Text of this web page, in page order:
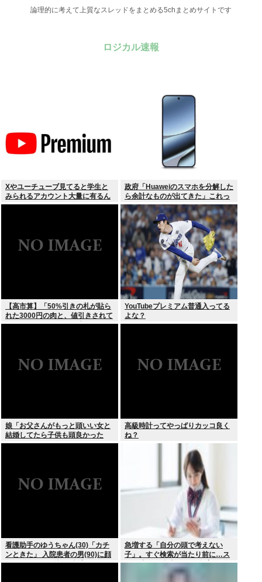
論理的に考えて上質なスレッドをまとめる5chまとめサイトです
ロジカル速報
Xやユーチューブ見てると学生と
みられるアカウント大量に有るん
けど
政府「Huaweiのスマホを分解した
ら余計なものが出てきた」これっ
て結局なんだったの？
【高市算】「50%引きの札が貼ら
れた3000円の肉と、値引きされて
いない1000円の肉では安いのはど
YouTubeプレミアム普通入ってる
よな？
娘「お父さんがもっと頭いい女と
結婚してたら子供も頭良かった
よ。頭悪いクソ女と結婚してごめ
高級時計ってやっぱりカッコ良く
ね？
看護助手のゆうちゃん(30)「カチ
ンときた」 入院患者の男(90)に顔
面パンチを叩き込む 逮捕
急増する「自分の頭で考えない
子」。すぐ検索が当たり前に…ス
マホ時代の”親切すぎる教育”が奪